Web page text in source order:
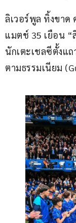
ลิเวอร์พูล ทิ้งขาด
แมตช์ 35 เยือน
นักเตะเชลซีตั้งแ
ตามธรรมเนียม